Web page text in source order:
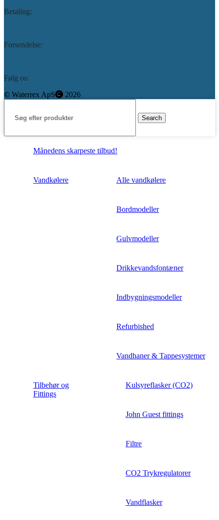
Betaling:
Forsendelse:
Følg os:
©️ Waterrex ApS 2026
Search
Månedens skarpeste tilbud!
Vandkølere Alle vandkølere
Bordmodeller
Gulvmodeller
Drikkevandsfontæner
Indbygningsmodeller
Refurbished
Vandhaner & Tappesystemer
Tilbehør og
Fittings
Kulsyreflasker (CO2)
John Guest fittings
Filtre
CO2 Trykregulatorer
Vandflasker